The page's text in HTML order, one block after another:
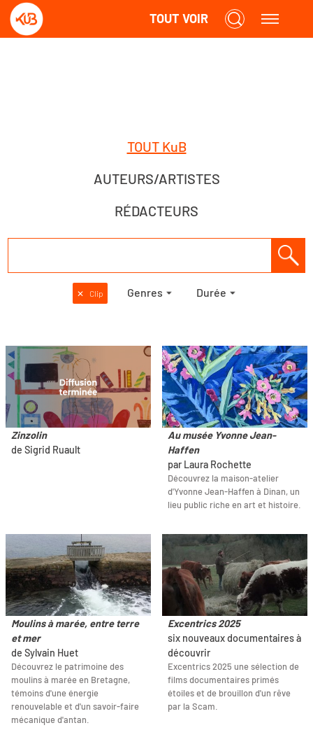
TOUT VOIR
TOUT KuB
AUTEURS/ARTISTES
RÉDACTEURS
✕ Clip Genres Durée
Zinzolin
de Sigrid Ruault
Au musée Yvonne Jean-
Haffen
par Laura Rochette
Découvrez la maison-atelier
d'Yvonne Jean-Haffen à Dinan, un
lieu public riche en art et histoire.
Moulins à marée, entre terre
et mer
de Sylvain Huet
Découvrez le patrimoine des
moulins à marée en Bretagne,
témoins d'une énergie
renouvelable et d'un savoir-faire
mécanique d'antan.
Excentrics 2025
six nouveaux documentaires à
découvrir
Excentrics 2025 une sélection de
films documentaires primés
étoiles et de brouillon d'un rêve
par la Scam.